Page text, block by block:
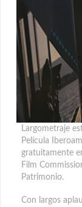
Largometraje
Película
gratuitamente
Film
Patrimonio.
Con largos